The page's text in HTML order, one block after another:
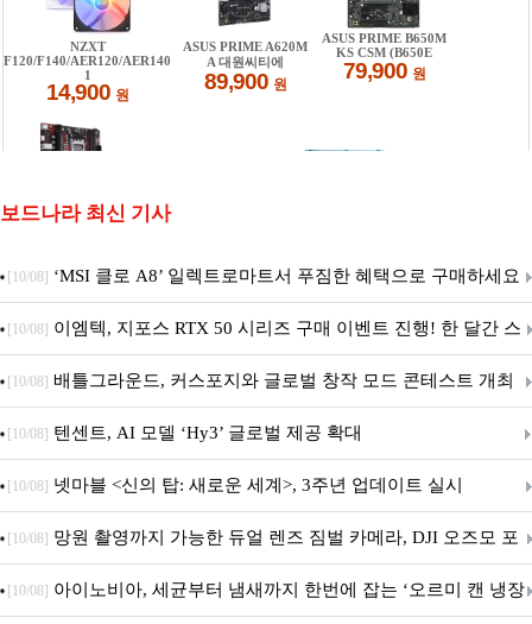
보드나라 최신 기사
[10/08] ‘MSI 클로 A8’ 일렉트로마트서 푸짐한 혜택으로 구매하세요
[10/08] 이엠텍, 지포스 RTX 50 시리즈 구매 이벤트 진행! 한 달간 스
팀 월렛부터 PALIT 지포스 RTX 5060 DUAL까지 증정
[10/08] 배틀그라운드, 커스포지와 글로벌 창작 모드 콘테스트 개최
[10/08] 텐센트, AI 모델 ‘Hy3’ 글로벌 제공 확대
[10/08] 넷마블 <신의 탑: 새로운 세계>, 3주년 업데이트 실시
[10/08] 망원 촬영까지 가능한 듀얼 렌즈 짐벌 카메라, DJI 오즈모 포
켓 4P
[10/08] 아이노비아, 세균부터 냄새까지 한번에 잡는 ‘오르미 캔 냉장